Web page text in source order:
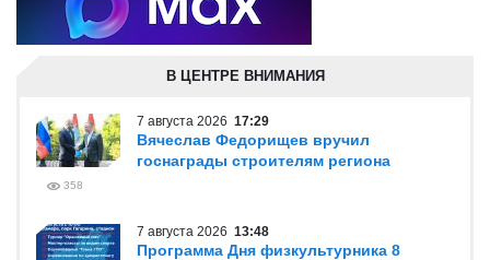
В ЦЕНТРЕ ВНИМАНИЯ
7 августа 2026 17:29
Вячеслав Федорищев вручил
госнаграды строителям региона
358
7 августа 2026 13:48
Программа Дня физкультурника 8